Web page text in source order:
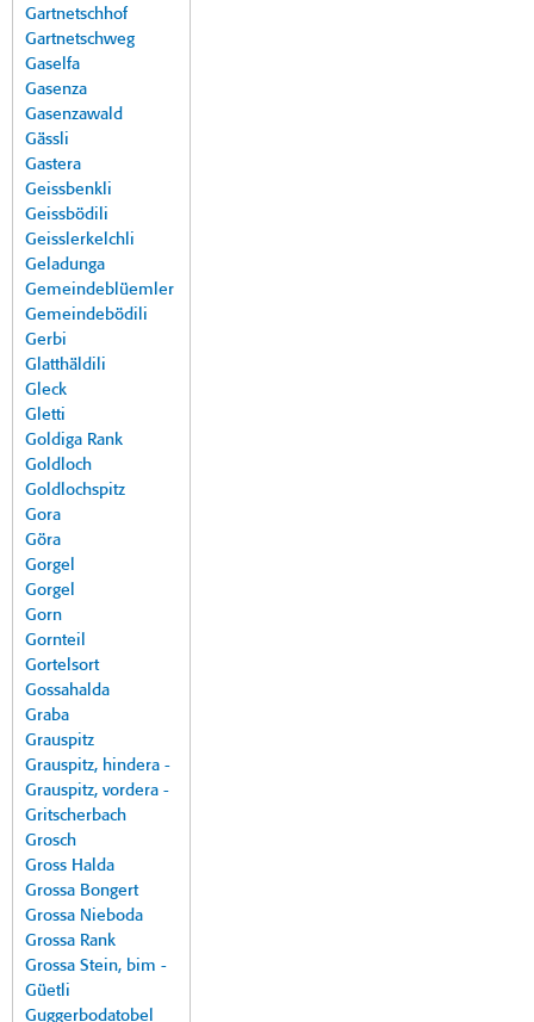
Gartnetschhof
Gartnetschweg
Gaselfa
Gasenza
Gasenzawald
Gässli
Gastera
Geissbenkli
Geissbödili
Geisslerkelchli
Geladunga
Gemeindeblüemler
Gemeindebödili
Gerbi
Glatthäldili
Gleck
Gletti
Goldiga Rank
Goldloch
Goldlochspitz
Gora
Göra
Gorgel
Gorgel
Gorn
Gornteil
Gortelsort
Gossahalda
Graba
Grauspitz
Grauspitz, hindera -
Grauspitz, vordera -
Gritscherbach
Grosch
Gross Halda
Grossa Bongert
Grossa Nieboda
Grossa Rank
Grossa Stein, bim -
Güetli
Guggerbodatobel